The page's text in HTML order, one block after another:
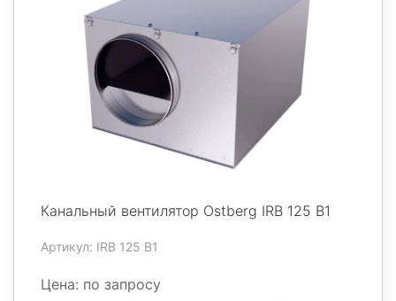
Канальный вентилятор Ostberg IRB 125 B1
Артикул: IRB 125 B1
Цена: по запросу